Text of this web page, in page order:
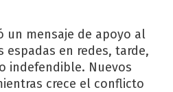
un mensaje de apoyo al
espadas en redes, tarde,
indefendible. Nuevos
crece el conflicto